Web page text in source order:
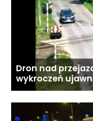
Dron nad
wykroczeń
„Bezpieczny